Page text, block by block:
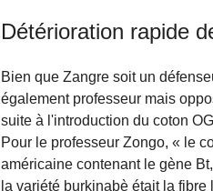
Détérioration rapide
Bien que Zangre soit un
également professeur mais
suite à l'introduction du coton
Pour le professeur Zongo, « le
américaine contenant le gène
la variété burkinabè était la